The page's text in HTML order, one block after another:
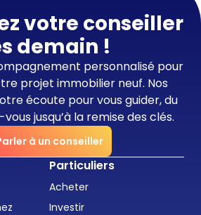
votre conseiller
demain !
personnalisé pour
projet immobilier neuf. Nos
écoute pour vous guider, du
jusqu’à la remise des clés.
à un conseiller
Particuliers
Acheter
Investir